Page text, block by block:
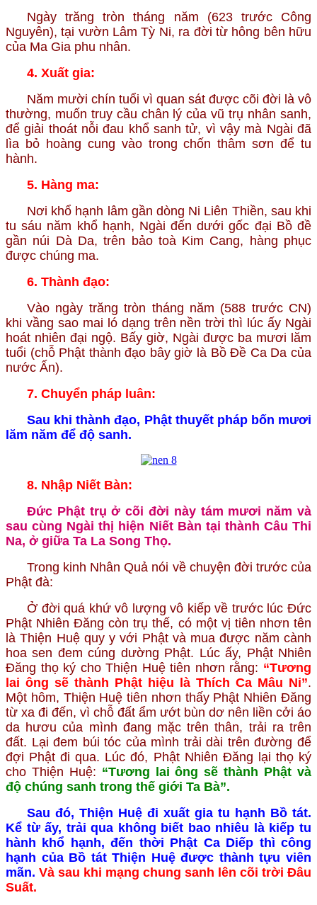
Ngày trăng tròn tháng năm (623 trước Công
Nguyên), tại vườn Lâm Tỳ Ni, ra đời từ hông bên hữu
của Ma Gia phu nhân.
4. Xuất gia:
Năm mười chín tuổi vì quan sát được cõi đời là vô
thường, muốn truy cầu chân lý của vũ trụ nhân sanh,
để giải thoát nỗi đau khổ sanh tử, vì vậy mà Ngài đã
lìa bỏ hoàng cung vào trong chốn thâm sơn để tu
hành.
5. Hàng ma:
Nơi khổ hạnh lâm gần dòng Ni Liên Thiền, sau khi
tu sáu năm khổ hạnh, Ngài đến dưới gốc đại Bồ đề
gần núi Dà Da, trên bảo toà Kim Cang, hàng phục
được chúng ma.
6. Thành đạo:
Vào ngày trăng tròn tháng năm (588 trước CN)
khi vầng sao mai ló dạng trên nền trời thì lúc ấy Ngài
hoát nhiên đại ngộ. Bấy giờ, Ngài được ba mươi lăm
tuổi (chỗ Phật thành đạo bây giờ là Bồ Đề Ca Da của
nước Ấn).
7. Chuyển pháp luân:
Sau khi thành đạo, Phật thuyết pháp bốn mươi
lăm năm để độ sanh.
8. Nhập Niết Bàn:
Đức Phật trụ ở cõi đời này tám mươi năm và
sau cùng Ngài thị hiện Niết Bàn tại thành Câu Thi
Na, ở giữa Ta La Song Thọ.
Trong kinh Nhân Quả nói về chuyện đời trước của
Phật đà:
Ở đời quá khứ vô lượng vô kiếp về trước lúc Đức
Phật Nhiên Đăng còn trụ thế, có một vị tiên nhơn tên
là Thiện Huệ quy y với Phật và mua được năm cành
hoa sen đem cúng dường Phật. Lúc ấy, Phật Nhiên
Đăng thọ ký cho Thiện Huệ tiên nhơn rằng: “Tương
lai ông sẽ thành Phật hiệu là Thích Ca Mâu Ni”.
Một hôm, Thiện Huệ tiên nhơn thấy Phật Nhiên Đăng
từ xa đi đến, vì chỗ đất ẩm ướt bùn dơ nên liền cởi áo
da hươu của mình đang mặc trên thân, trải ra trên
đất. Lại đem búi tóc của mình trải dài trên đường để
đợi Phật đi qua. Lúc đó, Phật Nhiên Đăng lại thọ ký
cho Thiện Huệ: “Tương lai ông sẽ thành Phật và
độ chúng sanh trong thế giới Ta Bà”.
Sau đó, Thiện Huệ đi xuất gia tu hạnh Bồ tát.
Kể từ ấy, trải qua không biết bao nhiêu là kiếp tu
hành khổ hạnh, đến thời Phật Ca Diếp thì công
hạnh của Bồ tát Thiện Huệ được thành tựu viên
mãn. Và sau khi mạng chung sanh lên cõi trời Đâu
Suất.